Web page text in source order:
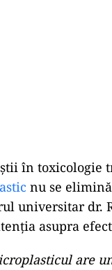
în toxicologie
nu se
universitar dr.
asupra
are